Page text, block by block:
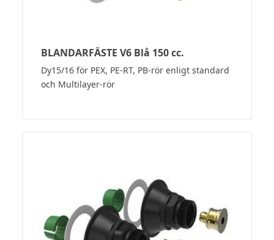
BLANDARFÄSTE V6 Blå 150 cc.
Dy15/16 för PEX, PE-RT, PB-rör enligt standard
och Multilayer-rör